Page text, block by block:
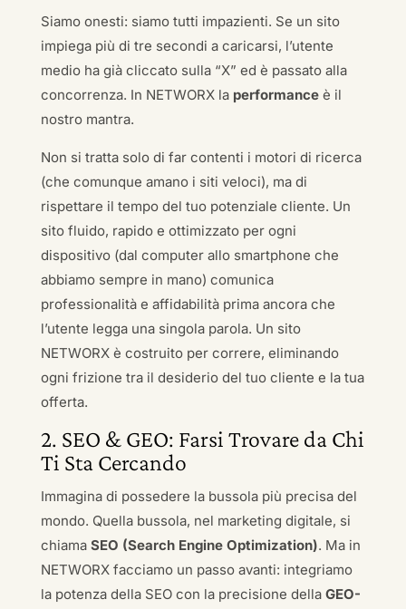
Siamo onesti: siamo tutti impazienti. Se un sito
impiega più di tre secondi a caricarsi, l’utente
medio ha già cliccato sulla “X” ed è passato alla
concorrenza. In NETWORX la performanceè il
nostro mantra.
Non si tratta solo di far contenti i motori di ricerca
(che comunque amano i siti veloci), ma di
rispettare il tempo del tuo potenziale cliente. Un
sito fluido, rapido e ottimizzato per ogni
dispositivo (dal computer allo smartphone che
abbiamo sempre in mano) comunica
professionalità e affidabilità prima ancora che
l’utente legga una singola parola. Un sito
NETWORX è costruito per correre, eliminando
ogni frizione tra il desiderio del tuo cliente e la tua
offerta.
2. SEO & GEO: Farsi Trovare da Chi
Ti Sta Cercando
Immagina di possedere la bussola più precisa del
mondo. Quella bussola, nel marketing digitale, si
chiama SEO (Search Engine Optimization). Ma in
NETWORX facciamo un passo avanti: integriamo
la potenza della SEO con la precisione della GEO-